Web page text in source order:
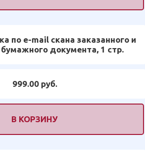
по e-mail скана заказанного и
документа, 1 стр.
999.00 руб.
В КОРЗИНУ